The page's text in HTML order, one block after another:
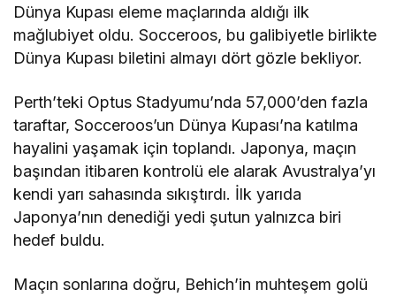
Dünya Kupası eleme maçlarında aldığı ilk
mağlubiyet oldu. Socceroos, bu galibiyetle birlikte
Dünya Kupası biletini almayı dört gözle bekliyor.
Perth’teki Optus Stadyumu’nda 57,000’den fazla
taraftar, Socceroos’un Dünya Kupası’na katılma
hayalini yaşamak için toplandı. Japonya, maçın
başından itibaren kontrolü ele alarak Avustralya’yı
kendi yarı sahasında sıkıştırdı. İlk yarıda
Japonya’nın denediği yedi şutun yalnızca biri
hedef buldu.
Maçın sonlarına doğru, Behich’in muhteşem golü